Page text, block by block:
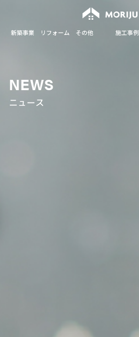
新築事業 リフォーム その他 施工事例
NEWS
ニュース